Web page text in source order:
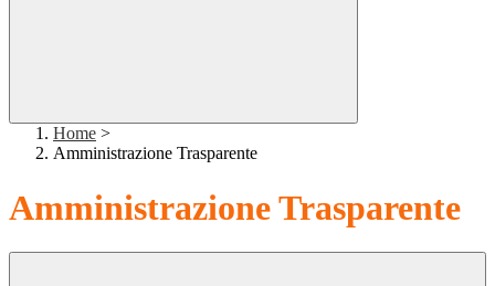
Home >
Amministrazione Trasparente
Amministrazione Trasparente